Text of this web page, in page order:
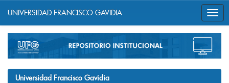
navigation
UNIVERSIDAD FRANCISCO GAVIDIA
Universidad Francisco Gavidia